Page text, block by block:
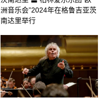
洲音乐会”2024年在格鲁吉亚茨
南达里举行